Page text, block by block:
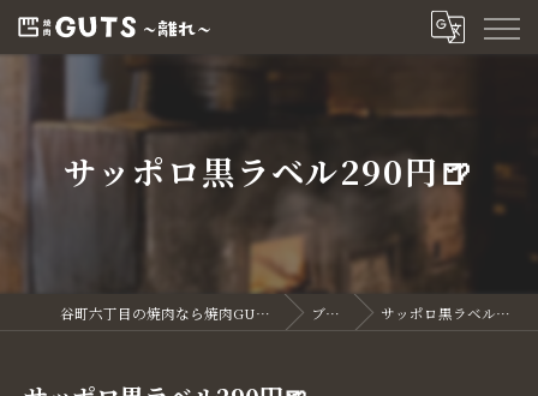
サッポロ黒ラベル290円🍺
谷町六丁目の焼肉なら焼肉GUTS～離れ～ ブログ サッポロ黒ラベル290円🍺